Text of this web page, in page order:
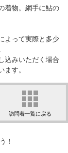
着物。網手に鮎の
よって実際と多少
込みいただく場合
す。
！